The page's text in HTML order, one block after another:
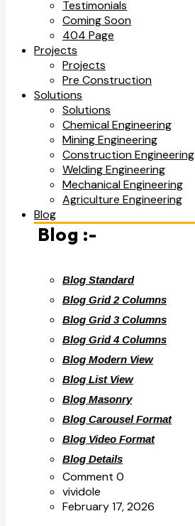
Testimonials
Coming Soon
404 Page
Projects
Projects
Pre Construction
Solutions
Solutions
Chemical Engineering
Mining Engineering
Construction Engineering
Welding Engineering
Mechanical Engineering
Agriculture Engineering
Blog
Blog :-
Blog Standard
Blog Grid 2 Columns
Blog Grid 3 Columns
Blog Grid 4 Columns
Blog Modern View
Blog List View
Blog Masonry
Blog Carousel Format
Blog Video Format
Blog Details
Comment 0
vividole
February 17, 2026